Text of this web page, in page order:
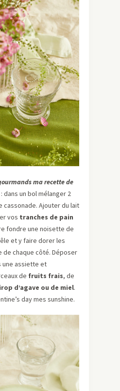
ma recette de
: dans un bol mélanger 2
cassonade. Ajouter du lait
vos tranches de pain
fondre une noisette de
et y faire dorer les
de chaque côté. Déposer
une assiette et
de fruits frais, de
d’agave ou de miel.
day mes sunshine.